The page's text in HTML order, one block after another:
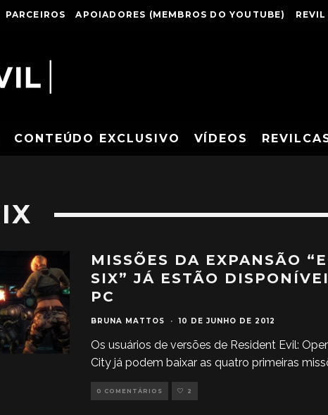
PARCEIROS APOIADORES (MEMBROS DO YOUTUBE)
CONTEÚDO EXCLUSIVO VÍDEOS
MISSÕES DA EXPANSÃO
SIX” JÁ ESTÃO
PC
BRUNA MATTOS · 10 DE JUNHO DE 2012
Os usuários de versões de Resident Evil:
City já podem baixar as quatro primeiras
0 COMENTÁRIOS 2